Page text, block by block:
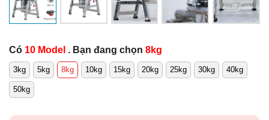
Có 10 Model . Bạn đang chọn 8kg
3kg 5kg 8kg 10kg 15kg 20kg 25kg 30kg 40kg
50kg